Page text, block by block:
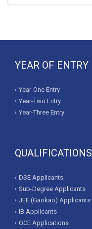
YEAR OF ENTRY
Year-One Entry
Year-Two Entry
Year-Three Entry
QUALIFICATIONS
DSE Applicants
Sub-Degree Applicants
JEE (Gaokao) Applicants
IB Applicants
GCE Applications